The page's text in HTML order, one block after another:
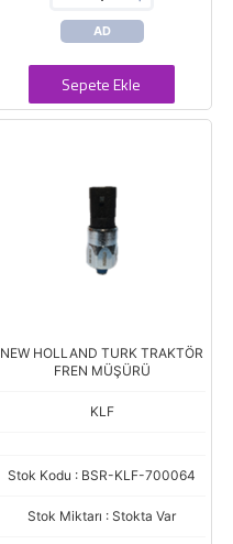
AD
Sepete Ekle
NEW HOLLAND TURK TRAKTÖR
FREN MÜŞÜRÜ
KLF
Stok Kodu : BSR-KLF-700064
Stok Miktarı : Stokta Var